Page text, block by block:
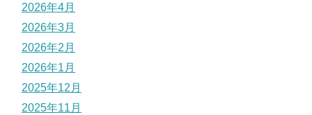
2026年4月
2026年3月
2026年2月
2026年1月
2025年12月
2025年11月